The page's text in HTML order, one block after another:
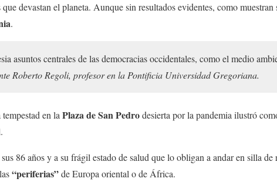
devastan el planeta. Aunque sin resultados evidentes, como muestran
.
asuntos centrales de las democracias occidentales, como el medio
Roberto Regoli, profesor en la Pontificia Universidad Gregoriana.
en la Plaza de San Pedrodesierta por la pandemia ilustró
86 años y a su frágil estado de salud que lo obligan a andar en silla de
“periferias”de Europa oriental o de África.